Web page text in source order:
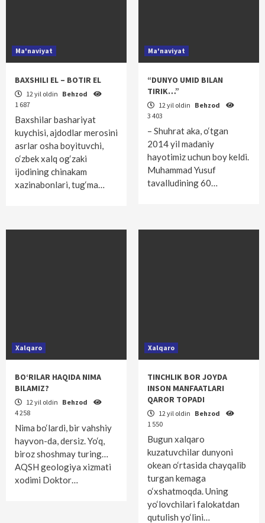
Ma'naviyat
BAXSHILI EL – BOTIR EL
12 yil oldin Behzod
1 687
Baxshilar bashariyat
kuychisi, ajdodlar merosini
asrlar osha boyituvchi,
o‘zbek xalq og‘zaki
ijodining chinakam
xazinabonlari, tug‘ma…
Ma'naviyat
“DUNYO UMID BILAN
TIRIK…”
12 yil oldin Behzod
3 403
– Shuhrat aka, o‘tgan
2014 yil madaniy
hayotimiz uchun boy keldi.
Muhammad Yusuf
tavalludining 60…
Xalqaro
BO‘RILAR HAQIDA NIMA
BILAMIZ?
12 yil oldin Behzod
4 258
Nima bo‘lardi, bir vahshiy
hayvon-da, dersiz. Yo‘q,
biroz shoshmay turing…
AQSH geologiya xizmati
xodimi Doktor…
Xalqaro
TINCHLIK BOR JOYDA
INSON MANFAATLARI
QAROR TOPADI
12 yil oldin Behzod
1 550
Bugun xalqaro
kuzatuvchilar dunyoni
okean o‘rtasida chayqalib
turgan kemaga
o‘xshatmoqda. Uning
yo‘lovchilari falokatdan
qutulish yo‘lini…